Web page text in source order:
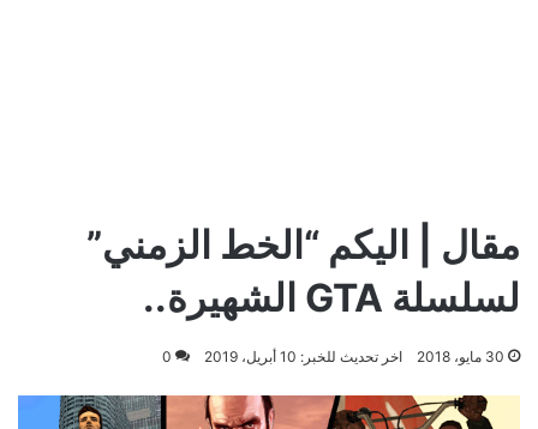
مقال | اليكم “الخط الزمني”
لسلسلة GTA الشهيرة..
30 مايو، 2018 اخر تحديث للخبر: 10 أبريل، 2019 0